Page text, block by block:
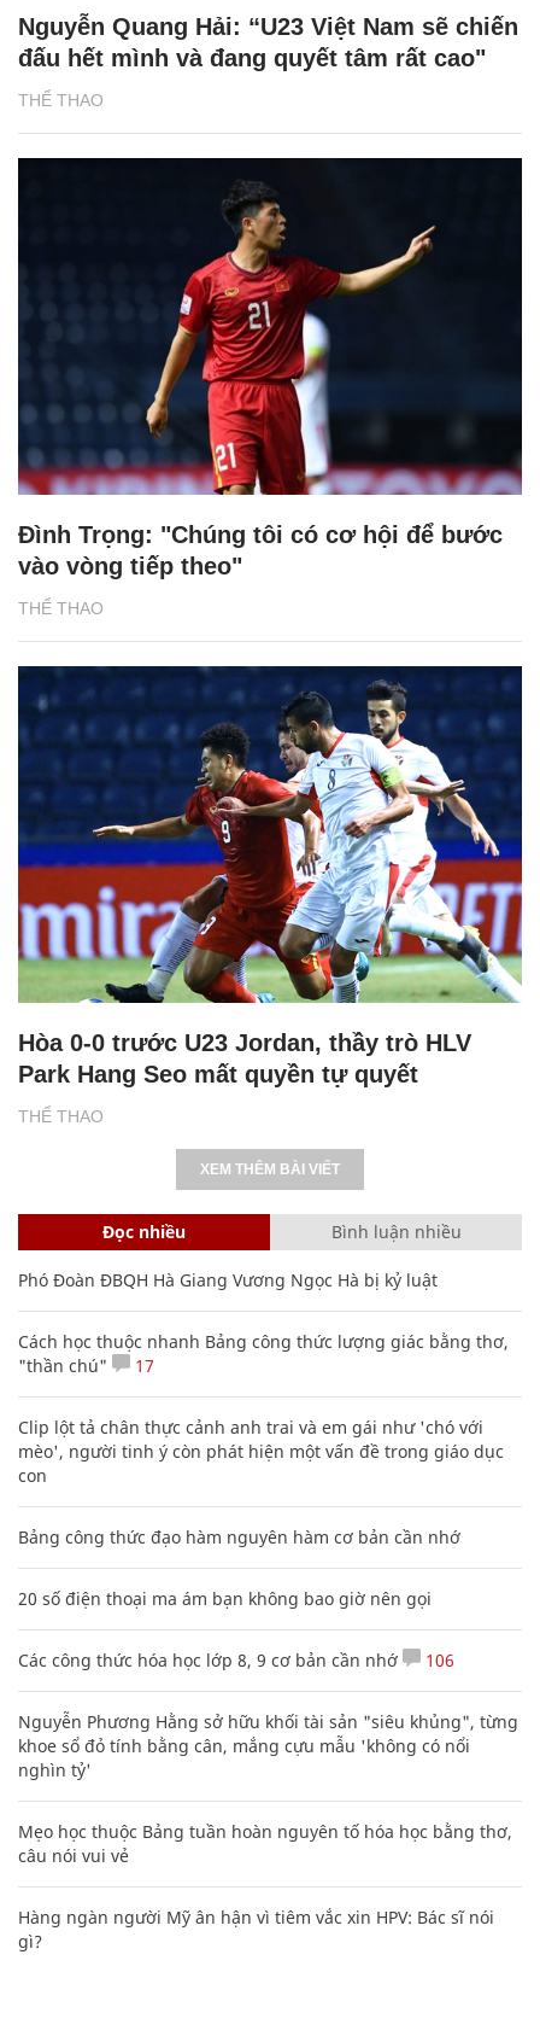
THỂ THAO
Nguyễn Quang Hải: “U23 Việt Nam sẽ chiến
đấu hết mình và đang quyết tâm rất cao"
THỂ THAO
Đình Trọng: "Chúng tôi có cơ hội để bước
vào vòng tiếp theo"
THỂ THAO
Hòa 0-0 trước U23 Jordan, thầy trò HLV
Park Hang Seo mất quyền tự quyết
XEM THÊM BÀI VIẾT
Đọc nhiều Bình luận nhiều
Phó Đoàn ĐBQH Hà Giang Vương Ngọc Hà bị kỷ luật
Cách học thuộc nhanh Bảng công thức lượng giác bằng thơ,
"thần chú"
17
Clip lột tả chân thực cảnh anh trai và em gái như 'chó với
mèo', người tinh ý còn phát hiện một vấn đề trong giáo dục
con
Bảng công thức đạo hàm nguyên hàm cơ bản cần nhớ
20 số điện thoại ma ám bạn không bao giờ nên gọi
Các công thức hóa học lớp 8, 9 cơ bản cần nhớ 106
Nguyễn Phương Hằng sở hữu khối tài sản "siêu khủng", từng
khoe sổ đỏ tính bằng cân, mắng cựu mẫu 'không có nổi
nghìn tỷ'
Mẹo học thuộc Bảng tuần hoàn nguyên tố hóa học bằng thơ,
câu nói vui vẻ
Hàng ngàn người Mỹ ân hận vì tiêm vắc xin HPV: Bác sĩ nói
gì?